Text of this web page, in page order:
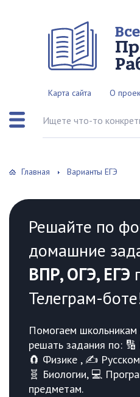
Карта сайта О
Поиск по сайту
Главная Варианты ЕГЭ
Решайте по
домашние
ВПР, ОГЭ, ЕГЭ
Телеграм-
Помогаем
решать задания по:
🧲 Физике , ✍️
🧬 Биологии, 💻
предметам.